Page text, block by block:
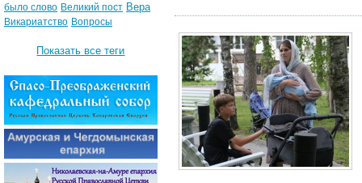
было слово Великий пост Вера
Викариатство Вопросы
Показать все теги